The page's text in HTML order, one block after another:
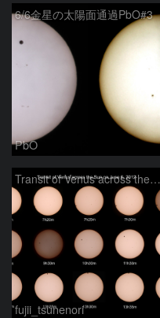
6/6金星の太陽面通過PbO#3
PbO
Transit of Venus across the Sun
fujii_tsunenori